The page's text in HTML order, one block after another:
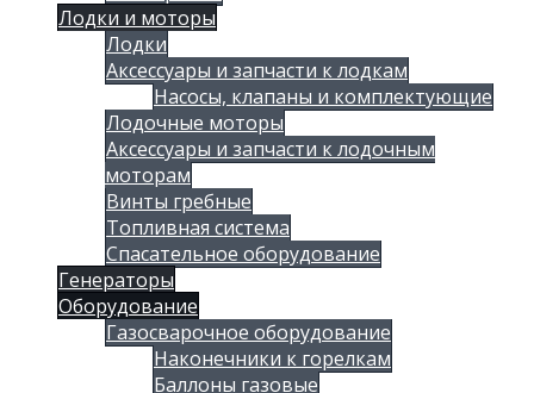
Лодки и моторы
Лодки
Аксессуары и запчасти к лодкам
Насосы, клапаны и комплектующие
Лодочные моторы
Аксессуары и запчасти к лодочным
моторам
Винты гребные
Топливная система
Спасательное оборудование
Генераторы
Оборудование
Газосварочное оборудование
Наконечники к горелкам
Баллоны газовые